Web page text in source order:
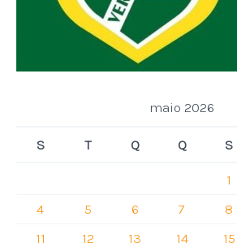
maio 2026
S T Q Q S
1
4
5 6 7 8
11
12 13 14 15